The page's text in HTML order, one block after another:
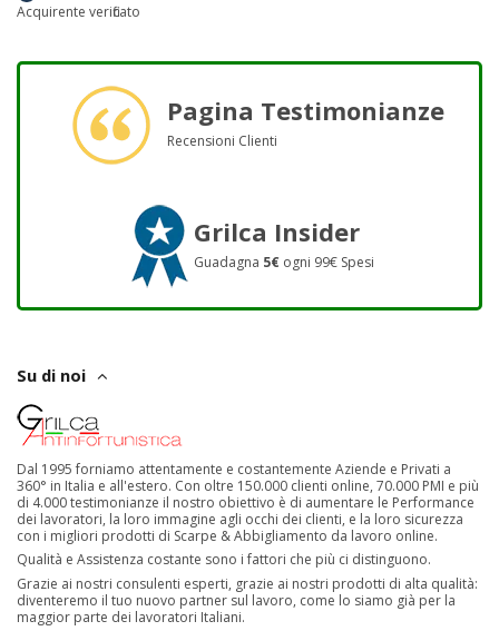
Acquirente verificato
Pagina Testimonianze
Recensioni Clienti
Grilca Insider
Guadagna 5€ ogni 99€ Spesi
Su di noi
Dal 1995 forniamo attentamente e costantemente Aziende e Privati a
360° in Italia e all'estero. Con oltre 150.000 clienti online, 70.000 PMI e più
di 4.000 testimonianze il nostro obiettivo è di aumentare le Performance
dei lavoratori, la loro immagine agli occhi dei clienti, e la loro sicurezza
con i migliori prodotti di Scarpe & Abbigliamento da lavoro online.
Qualità e Assistenza costante sono i fattori che più ci distinguono.
Grazie ai nostri consulenti esperti, grazie ai nostri prodotti di alta qualità:
diventeremo il tuo nuovo partner sul lavoro, come lo siamo già per la
maggior parte dei lavoratori Italiani.